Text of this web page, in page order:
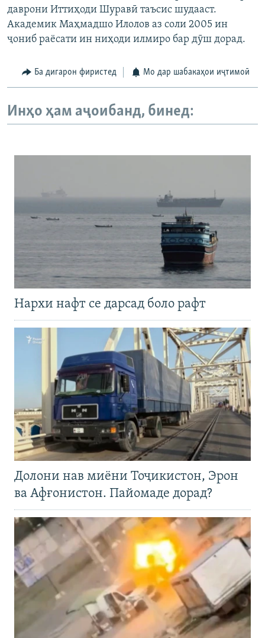
даврони Иттиҳоди Шуравӣ таъсис шудааст.
Академик Маҳмадшо Илолов аз соли 2005 ин
ҷониб раёсати ин ниҳоди илмиро бар дӯш дорад.
Ба дигарон фиристед Мо дар шабакаҳои иҷтимоӣ
Инҳо ҳам аҷоибанд, бинед:
Нархи нафт се дарсад боло рафт
Долони нав миёни Тоҷикистон, Эрон
ва Афғонистон. Пайомаде дорад?